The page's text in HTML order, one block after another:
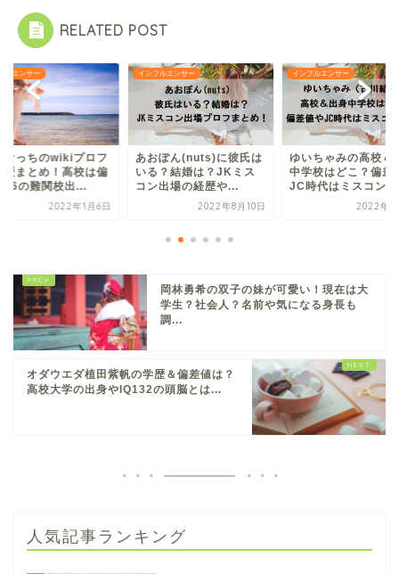
RELATED POST
ルエンサー
なっちのwikiプロフ
歴まとめ！高校は偏
66の難関校出...
2022年1月6日
インフルエンサー
あおぽん(nuts)に彼氏は
いる？結婚は？JKミス
コン出場の経歴や...
2022年8月10日
インフルエンサー
ゆいちゃみの高校＆
中学校はどこ？偏差
JC時代はミスコン
2022年7
岡林勇希の双子の妹が可愛い！現在は大
学生？社会人？名前や気になる身長も
調...
オダウエダ植田紫帆の学歴＆偏差値は？
高校大学の出身やIQ132の頭脳とは...
人気記事ランキング